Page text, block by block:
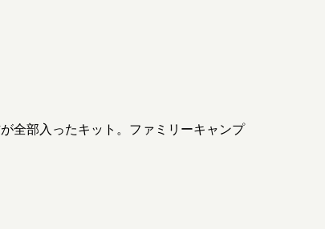
全部入ったキット。ファミリーキャンプ